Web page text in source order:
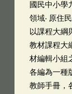
國民中小學
領域‧ 原住
以課程大綱
教材課程大
材編輯小組
各編為一種
教師手冊，